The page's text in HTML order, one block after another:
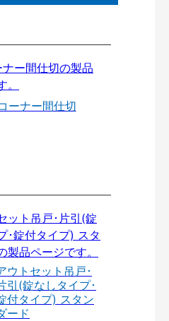
ーナー間仕切
ウトセット吊戸･
引(錠なしタイプ･
付タイプ) スタン
ード